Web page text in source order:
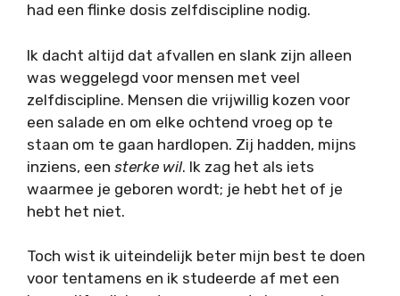
had een flinke dosis zelfdiscipline nodig.
Ik dacht altijd dat afvallen en slank zijn alleen
was weggelegd voor mensen met veel
zelfdiscipline. Mensen die vrijwillig kozen voor
een salade en om elke ochtend vroeg op te
staan om te gaan hardlopen. Zij hadden, mijns
inziens, een sterke wil. Ik zag het als iets
waarmee je geboren wordt; je hebt het of je
hebt het niet.
Toch wist ik uiteindelijk beter mijn best te doen
voor tentamens en ik studeerde af met een